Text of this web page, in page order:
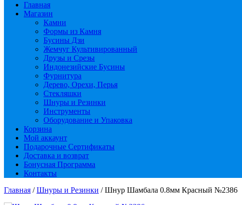
Главная
Магазин
Камни
Формы из Камня
Бусины Дзи
Жемчуг Культивированный
Друзы и Срезы
Индонезийские Бусины
Фурнитура
Дерево, Орехи, Перья
Стекляшки
Шнуры и Резинки
Инструменты
Оборудование и Упаковка
Корзина
Мой аккаунт
Подарочные Сертификаты
Доставка и возврат
Бонусная Программа
Контакты
Главная /Шнуры и Резинки / Шнур Шамбала 0.8мм Красный №2386